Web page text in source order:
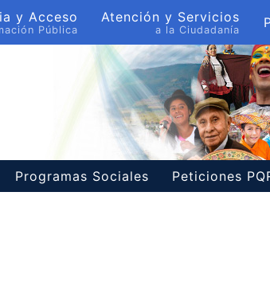
y Acceso
Pública
Atención y Servicios
a la Ciudadanía
Programas Sociales Peticiones